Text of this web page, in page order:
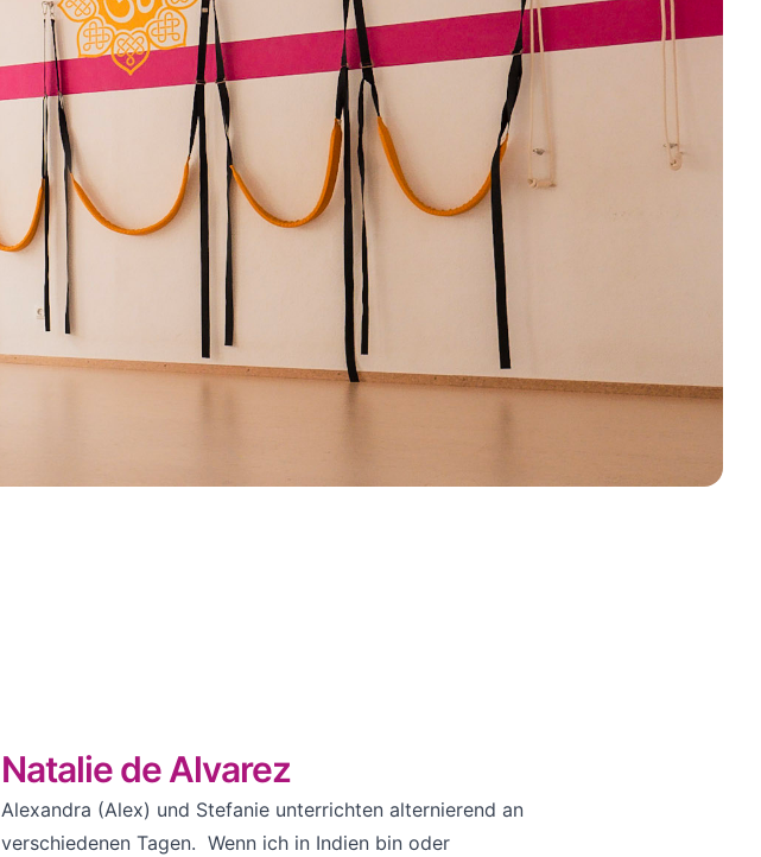
Natalie de Alvarez
Alexandra (Alex) und Stefanie unterrichten alternierend an
verschiedenen Tagen. Wenn ich in Indien bin oder